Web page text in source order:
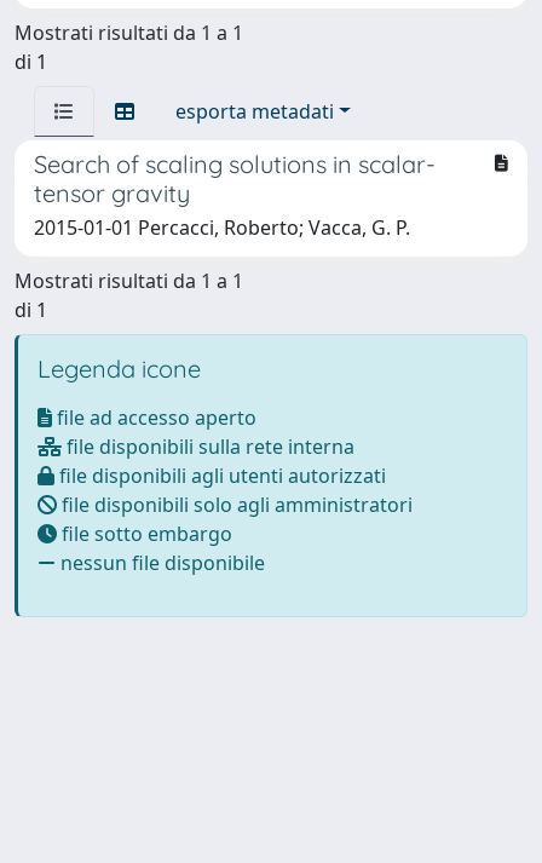
Mostrati risultati da 1 a 1
di 1
esporta metadati
Search of scaling solutions in scalar-
tensor gravity
2015-01-01 Percacci, Roberto; Vacca, G. P.
Mostrati risultati da 1 a 1
di 1
Legenda icone
file ad accesso aperto
file disponibili sulla rete interna
file disponibili agli utenti autorizzati
file disponibili solo agli amministratori
file sotto embargo
nessun file disponibile